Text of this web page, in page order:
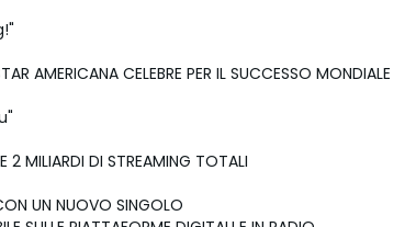
AMERICANA CELEBRE PER IL SUCCESSO MONDIALE
2 MILIARDI DI STREAMING TOTALI
UN NUOVO SINGOLO